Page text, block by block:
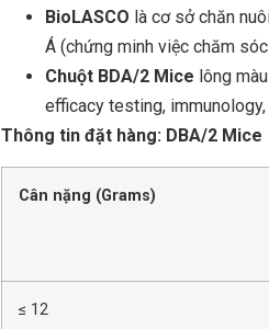
BioLASCO là cơ sở chăn
Á (chứng minh việc chăm
Chuột BDA/2 Mice lông
efficacy testing,
Thông tin đặt hàng: DBA/2 Mice
Cân nặng (Grams)
≤ 12